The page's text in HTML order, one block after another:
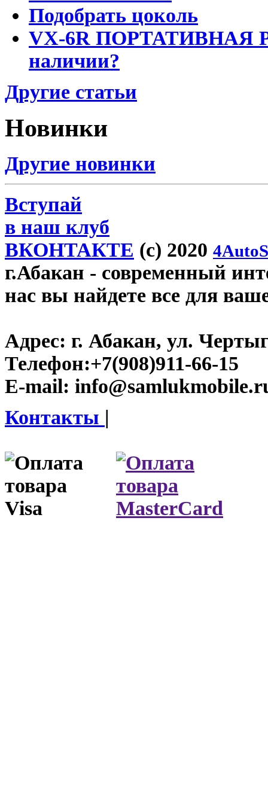
Подобрать цоколь
VX-6R ПОРТАТИВНАЯ
наличии?
Другие статьи
Новинки
Другие новинки
Вступай
в наш клуб
ВКОНТАКТЕ (c) 2020
г.Абакан - современный
нас вы найдете все для
Адрес: г. Абакан, ул.
Телефон:+7(908)911-66-15
E-mail:
Контакты |